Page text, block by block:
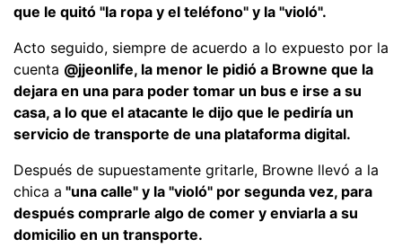
que le quitó "la ropa y el teléfono" y la "violó".
Acto seguido, siempre de acuerdo a lo expuesto por la
cuenta @jjeonlife, la menor le pidió a Browne que la
dejara en una para poder tomar un bus e irse a su
casa, a lo que el atacante le dijo que le pediría un
servicio de transporte de una plataforma digital.
Después de supuestamente gritarle, Browne llevó a la
chica a "una calle" y la "violó" por segunda vez, para
después comprarle algo de comer y enviarla a su
domicilio en un transporte.